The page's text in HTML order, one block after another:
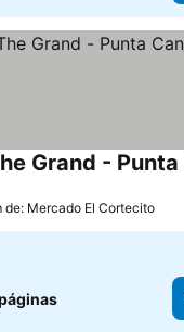
de: Mercado El Cortecito